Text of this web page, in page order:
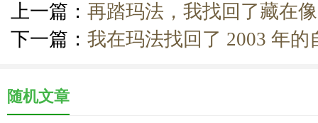
上一篇： 再踏玛法，我找回了藏在
下一篇： 我在玛法找回了 2003 年的
随机文章